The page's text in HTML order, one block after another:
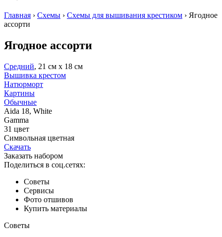
Главная › Схемы › Схемы для вышивания крестиком › Ягодное
ассорти
Ягодное ассорти
Средний, 21 см х 18 см
Вышивка крестом
Натюрморт
Картины
Обычные
Aida 18, White
Gamma
31 цвет
Символьная цветная
Скачать
Заказать набором
Поделиться в соц.сетях:
Советы
Сервисы
Фото отшивов
Купить материалы
Советы